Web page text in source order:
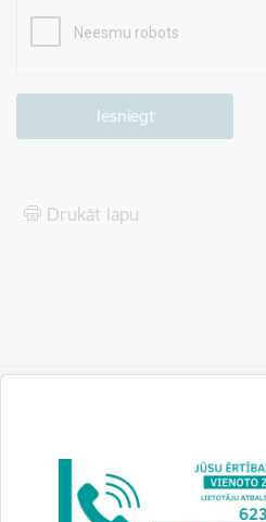
Drukāt lapu